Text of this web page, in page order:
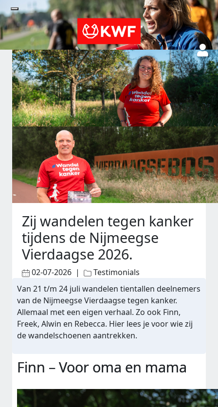
Zij wandelen tegen kanker
tijdens de Nijmeegse
Vierdaagse 2026.
02-07-2026 |
Testimonials
Van 21 t/m 24 juli wandelen tientallen deelnemers
van de Nijmeegse Vierdaagse tegen kanker.
Allemaal met een eigen verhaal. Zo ook Finn,
Freek, Alwin en Rebecca. Hier lees je voor wie zij
de wandelschoenen aantrekken.
Finn – Voor oma en mama